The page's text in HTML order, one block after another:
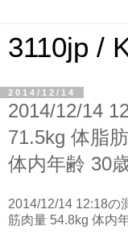
3110jp /
2014/12/14
2014/12/14
71.5kg 体脂
体内年齢 30
2014/12/14 12:18の
筋肉量 54.8kg 体内